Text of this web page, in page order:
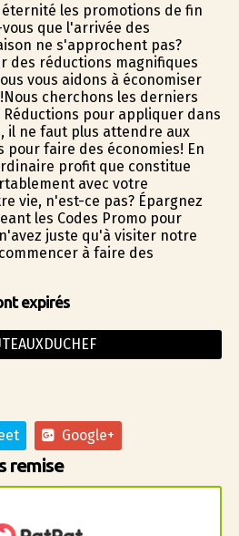
les promotions de fin
que l'arrivée des
ne s'approchent pas?
des réductions magnifiques
vous aidons à économiser
cherchons les derniers
Réductions pour appliquer dans
il ne faut plus attendre aux
pour faire des économies! En
profit que constitue
avec votre
vie, n'est-ce pas? Épargnez
les Codes Promo pour
juste qu'à visiter notre
à faire des
expirés
Google+
remise